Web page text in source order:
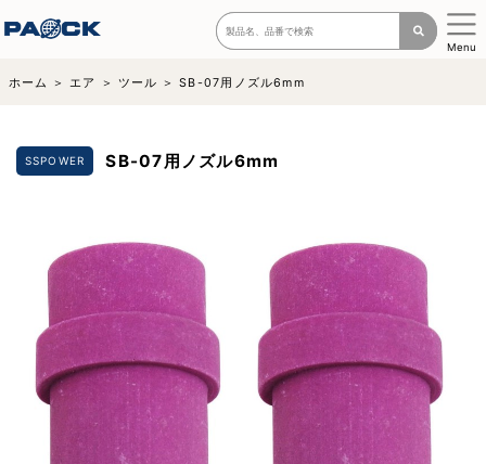
Menu
ホーム エア ツール SB-07用ノズル6mm
SSPOWER SB-07用ノズル6mm